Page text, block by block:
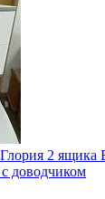
Глория 2